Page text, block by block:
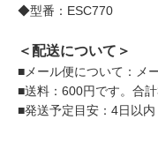
◆型番：ESC770
＜配送について＞
■メール便について：メ
■送料：600円です。合
■発送予定目安：4日以内